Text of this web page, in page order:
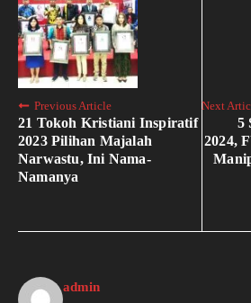
Previous Article
21 Tokoh Kristiani Inspiratif
2023 Pilihan Majalah
Narwastu, Ini Nama-
Namanya
Next
5
2024,
admin